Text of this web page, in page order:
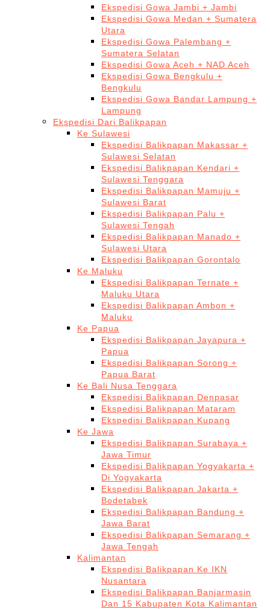
Ekspedisi Gowa Jambi + Jambi
Ekspedisi Gowa Medan + Sumatera
Utara
Ekspedisi Gowa Palembang +
Sumatera Selatan
Ekspedisi Gowa Aceh + NAD Aceh
Ekspedisi Gowa Bengkulu +
Bengkulu
Ekspedisi Gowa Bandar Lampung +
Lampung
Ekspedisi Dari Balikpapan
Ke Sulawesi
Ekspedisi Balikpapan Makassar +
Sulawesi Selatan
Ekspedisi Balikpapan Kendari +
Sulawesi Tenggara
Ekspedisi Balikpapan Mamuju +
Sulawesi Barat
Ekspedisi Balikpapan Palu +
Sulawesi Tengah
Ekspedisi Balikpapan Manado +
Sulawesi Utara
Ekspedisi Balikpapan Gorontalo
Ke Maluku
Ekspedisi Balikpapan Ternate +
Maluku Utara
Ekspedisi Balikpapan Ambon +
Maluku
Ke Papua
Ekspedisi Balikpapan Jayapura +
Papua
Ekspedisi Balikpapan Sorong +
Papua Barat
Ke Bali Nusa Tenggara
Ekspedisi Balikpapan Denpasar
Ekspedisi Balikpapan Mataram
Ekspedisi Balikpapan Kupang
Ke Jawa
Ekspedisi Balikpapan Surabaya +
Jawa Timur
Ekspedisi Balikpapan Yogyakarta +
Di Yogyakarta
Ekspedisi Balikpapan Jakarta +
Bodetabek
Ekspedisi Balikpapan Bandung +
Jawa Barat
Ekspedisi Balikpapan Semarang +
Jawa Tengah
Kalimantan
Ekspedisi Balikpapan Ke IKN
Nusantara
Ekspedisi Balikpapan Banjarmasin
Dan 15 Kabupaten Kota Kalimantan